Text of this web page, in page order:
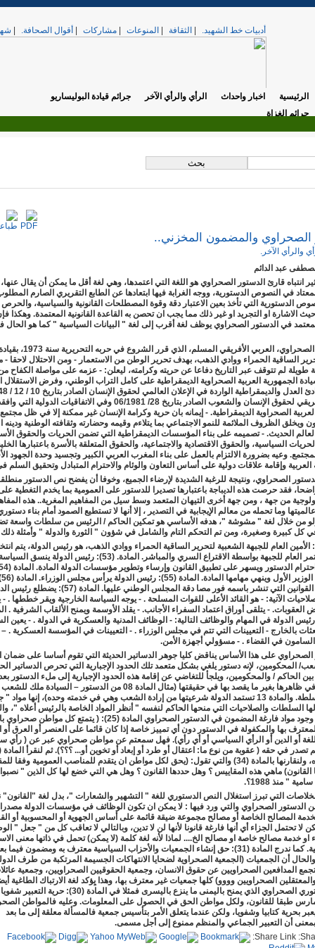
أدبيات خط الشهيد. الثقافة المنوعات مشاركات أقوال الصحافة.
الرئيسية اخبار واحداث الرأي والرأي الآخر
جرائم قيادة البوليساريو
جرائم الغزاة
»
2022 21:23
فبراير 2022 23:37
السبت, 10 يوليو 2021 18:49
» السبت, 28 نوفمبر 2020 00:11
بمخيمات اللاجئين الصحراويين" »الخميس, 18 يونيو 2020 00:11
16:35
الصحراوي والمضمون المخزني..
والرأي الآخر.
عبد الدائم
انتباه قارئ الدستور الصحراوي هو اللغة التي اعتمدها، وهي لغة أقل ما يمكن أن يقال عنها،
في النصوص الدستورية، ووجه الغرابة فيها ابتعادها عن الطابع التقريري الصارم
الدستورية التي تأخذ بعين الاعتبار دقة وقوة المصطلحات القانونية والسياسية،
حيث الاشارة او التجريد او غير ذلك مما يجب ان تحصن به القاعدة القانونية المعتمدة. وهكذا
في الدستور الصحراوي يوظف لغة أقرب إلى لغة " البيانات السياسية " كما هو الحال
(ن الشعب الصحراوي، العربي الأفريقي المسلم،
الساقية الحمراء ووادي الذهب، بهدف تحرير الوطن من الاستعمار - ومن الاحتلال لاحقا -
طويلة لم تتوقف عبر التاريخ دفاعا عن حريته وكرامته، ليعلن: - عزمه على مواصلة الكفاح
الجمهورية العربية الصحراوية الديمقراطية على كامل التراب الوطني، وفرض الاستقلال
الميثاق الأفريقي لحقوق الإنسان والشعوب الصادر بتاريخ 28/ 06/1981 وفي الاتفاقيات
العربية الصحراوية الديمقراطية. - إيمانه بان حرية وكرامة الإنسان غير ممكنة إلا في ظل
ويخلق الظروف الملائمة للنمو الاجتماعي بما يتلاءم وقيمه وحضارته وثقافته الوطنية ودينه
الحديث. - تصميمه على بناء المؤسسات الديمقراطية التي تضمن الحريات والحقوق
السياسية، والحقوق الاقتصادية والاجتماعية، والحقوق المتعلقة بالأسرة باعتبارها
وعيه بضرورة الالتزام بالعمل على بناء المغرب العربي الكبير وتجسيد وحدة الجهود
العربية وإقامة علاقات دولية على أساس التعاون والوئام والاحترام المتبادل وتحقيق السلم
الصحراوي، ونتيجة للرغبة الشديدة لإرضاء الجميع، وخوفا أن يفضح نص الدستور
واضحا، فقد حرصت هذه الديباجة باعتبارها تصديرا للدستور على العمومية بما يخدم التغطية على
من جهة ، ومن جهة أخرى التيهان المتعمد وسط سيل من المفاهيم المغرية.. هذه
وما تحمله من معالم الإيجابية في التصدير ، إلا أنها لا تستطيع الصمود أمام بناء
من خلال لغة " مشوشة "، هدفه الأساسي هو تمكين الحاكم / الرئيس من سلطات واسعة
كل كبيرة وصغيرة، ومن تم التحكم التام والشامل في شؤون " الثورة والدولة " وأمثلة ذلك
(52): الأمين العام للجبهة الشعبية لتحرير الساقية الحمراء ووادي الذهب، هو رئيس الدولة، يتم
طريق المؤتمر العام للجبهة بواسطة الاقتراع السري والمباشر. المادة. (53): رئيس
الدولة يوقع القوانين التي تنشر باسمه فور مصا دقة المجلس الوطني عليها. المادة (57):
الآتية: - هو القائد الأعلى للقوات المسلحة . - يوجه السياسة الخارجية ويقر خططها . -
العقوبات. - يتلقى أوراق اعتماد السفراء الأجانب. - يقلد الأوسمة ويمنح الألقاب الشرفية .
رئيس الدولة في المهام والوظائف التالية: - الوظائف المدنية والعسكرية في الدولة . - يعين
بالخارج - التعيينات التي تتم في مجلس الوزراء . - التعيينات في المؤسسة العسكرية . –
في القضاء . - مسؤولي أجهزة الأمن.
الصحراوي على هذا الأساس يناقض كليا جوهر الدساتير الحديثة التي تقوم أساسا على ضمان
المحكومين، لإنه دستور يلغي بشكل متعمد تلك الحدود الإجبارية التي تحرص الدساتير
بين الحاكم / والمحكومين، ويلجأ للتغاضي عن إقامة هذه الحدود الإجبارية إلى ملء الدستور
التي توحي في ظاهرها بغير ما يقصد بها في حقيقتها (مثال المادة 08 من الدستور – السيادة
مصدر كل سلطة. والمادة 13 تستمد الدولة شرعيتها من إرادة الشعب وهي في خدمته وحده)، إنها
السلطات والصلاحيات التي منحها الحاكم لنفسه " أنظر المواد الخاصة بالرئيس أعلاه "،
الواضح عن وجود مواد فارغة المضمون في الدستور الصحراوي المادة (25): ( يتمتع كل
بها والمكفولة في الدستور دون أي تمييز خاصة إذا كان قائما على العنصر أو العرق أو
أو الدين أو الرأي السياسي أو أي رأي). فهل سمعتم عن مواطن صحراوي عبر عن ( رأي
الواردة أعلاه، ولنقارنها بالمادة (34) والتي تقول: (يحق لكل مواطن ان يتقدم للمناصب العمومية وفقا
القانون) ماهي هذه المقاييس ؟ وهل حددها القانون ؟ وهل هي التي خضع لها كل الذين "
" منذ 1988؟
.
التي تبرز استغلال النص الدستوري للغة " التشهير والشعارات "، بدل لغة "القانون"
19 من الدستور الصحراوي والتي ورد فيها : لا يمكن ان تكون الوظائف في مؤسسات الدولة مصدرا
المصالح الخاصة أو مصالح مجموعة ضيقة قائمة على أساس الجهوية أو المحسوبية أو
لا تحتمل الجزاء أي أنها فارغة قانونا لأنها لن لا تدين، وبالتالي لا تعاقب كل من " جعل "
او خدمة مصالح خاصة او مصالح الخ.... لماذا لأنه لغة كلمة (لا يمكن) تحمل في ذاتها معنى
عدم الإمكانية. كما ندرج المادة (31): حق إنشاء الجمعيات والأحزاب السياسية معترف به ومضمون فيما
والحال أن الجمعيات (الجمعية الصحراوية لضحايا الانتهاكات الجسيمة المرتكبة من طرف
وتجمع المدافعين الصحراويين عن حقوق الانسان، وجمعية الحقوقيين الصحراويين، وجمعية
الصحراويين وووو) كلها جمعيات غير معترف بها، وهذا يِؤكد لغة الارتباك الطاغية
النص الدستوري الصحراوي الذي يمنح باليمنى ما ينزع باليسرى فمثلا في المادة
طبقا للقانون، ولكل مواطن الحق في الحصول على المعلومات. وعليه فالمواطن
بحرية كتابيا وشفويا، ولكن عندما يتعلق الأمر بتأسيس جمعية فالمسألة معلقة إلى ما بعد
بمعنى أن التعبير الجماعي والمنظم ممنوع إلى أجل مسمى.